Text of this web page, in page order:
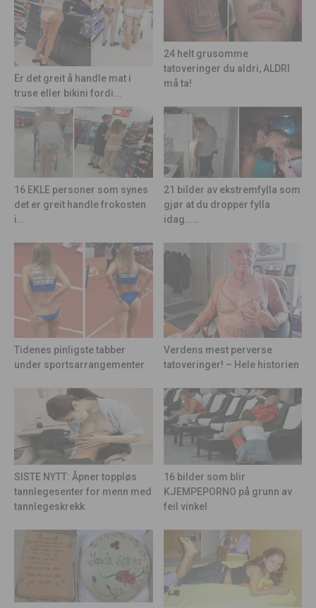
Er det greit å handle mat i
truse eller bikini fordi...
24 helt grusomme
tatoveringer du aldri, ALDRI
må ta!
16 EKLE personer som synes
det er greit handle frokosten
i...
21 bilder av ekstremfylla som
gjør at du dropper fylla
idag.....
Tidenes pinligste tabber
under sportsarrangementer
Verdens mest perverse
tatoveringer! – Hele historien
SISTE NYTT: Åpner toppløs
tannlegesenter for menn med
tannlegeskrekk
16 bilder som blir
KJEMPEPORNO på grunn av
feil vinkel